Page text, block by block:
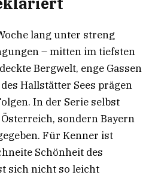
lang unter streng
– mitten im tiefsten
Bergwelt, enge Gassen
Hallstätter Sees prägen
In der Serie selbst
sondern Bayern
Für Kenner ist
Schönheit des
sich nicht so leicht